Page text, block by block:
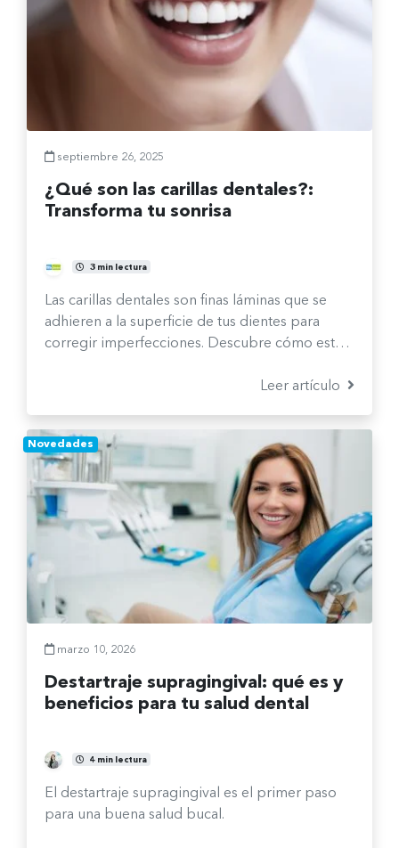
septiembre 26, 2025
¿Qué son las carillas dentales?:
Transforma tu sonrisa
Comité Clínico
3 min lectura
Las carillas dentales son finas láminas que se
adhieren a la superficie de tus dientes para
corregir imperfecciones. Descubre cómo esta
la forma y la alineación de tu sonrisa.Leer artículo
Novedades
marzo 10, 2026
Destartraje supragingival: qué es y
beneficios para tu salud dental
Fernanda Burgos Sepúlveda
4 min lectura
El destartraje supragingival es el primer paso
para una buena salud bucal.